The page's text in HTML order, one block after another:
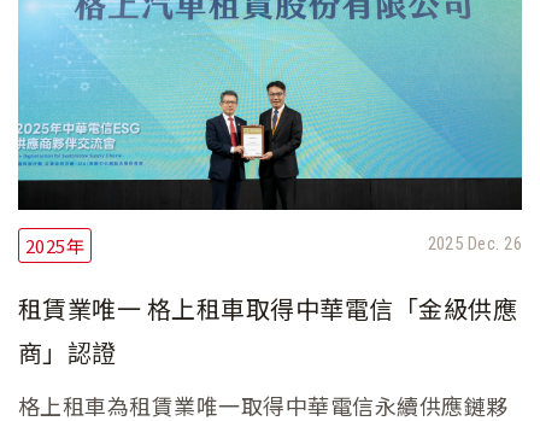
2025年 2025 Dec. 26
租賃業唯一 格上租車取得中華電信「金級供應
商」認證
格上租車為租賃業唯一取得中華電信永續供應鏈夥